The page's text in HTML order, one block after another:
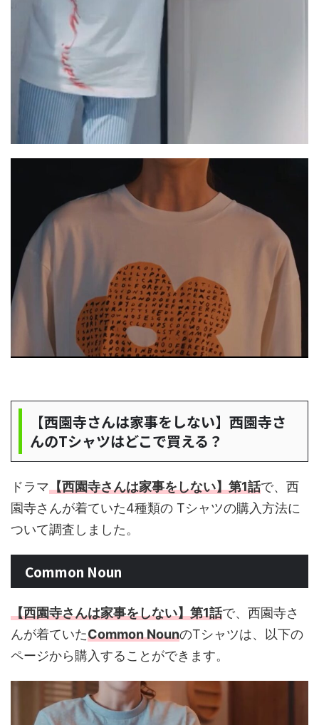
【西園寺さんは家事をしない】西園寺さ
んのTシャツはどこで買える？
ドラマ【西園寺さんは家事をしない】第1話で、西
園寺さんが着ていた4種類の Tシャツの購入方法に
ついて調査しました。
Common Noun
【西園寺さんは家事をしない】第1話で、西園寺さ
んが着ていたCommon NounのTシャツは、以下の
ページから購入することができます。